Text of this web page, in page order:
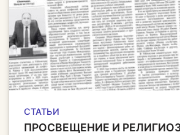
СТАТЬИ
ПРОСВЕЩЕНИЕ И